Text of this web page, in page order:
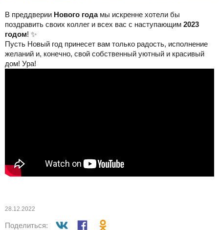
В преддверии Нового годамы искренне хотели бы
поздравить своих коллег и всех вас с наступающим 2023
годом! ✨
Пусть Новый год принесет вам только радость, исполнение
желаний и, конечно, свой собственный уютный и красивый
дом! Ура!
28.12.2022
Поделиться: